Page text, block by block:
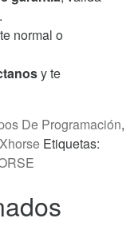
.
normal o
y te
De Programación,
Etiquetas: